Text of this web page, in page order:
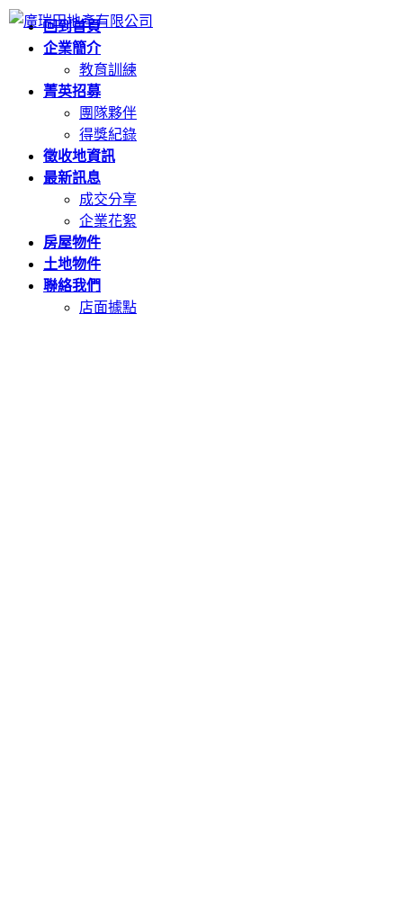
回到首頁
企業簡介
教育訓練
菁英招募
團隊夥伴
得獎紀錄
徵收地資訊
最新訊息
成交分享
企業花絮
房屋物件
土地物件
聯絡我們
店面據點